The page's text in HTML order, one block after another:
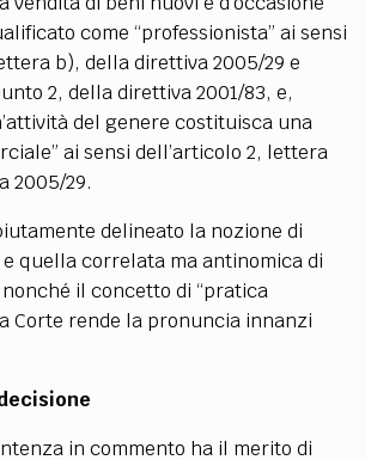
come “professionista” ai sensi
b), della direttiva 2005/29 e
2, della direttiva 2001/83, e,
del genere costituisca una
ai sensi dell’articolo 2, lettera
2005/29.
delineato la nozione di
e quella correlata ma antinomica di
nonché il concetto di “pratica
Corte rende la pronuncia innanzi
in commento ha il merito di